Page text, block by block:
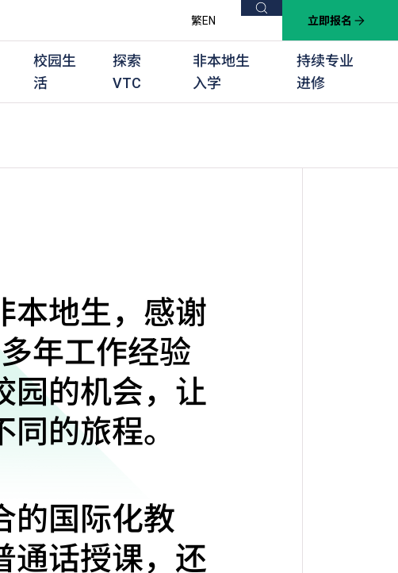
繁EN 搜索 立即报名
校园生
活
探索
VTC
非本地生
入学
持续专业
进修
本地生，感谢
年工作经验
园的机会，让
的旅程。
的国际化教
通话授课，还